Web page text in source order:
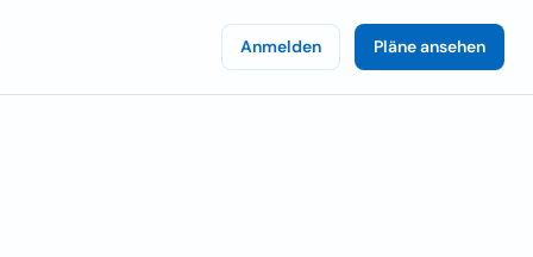
Anmelden Pläne ansehen